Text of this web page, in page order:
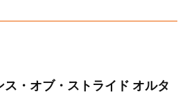
・オブ・ストライド オルタ